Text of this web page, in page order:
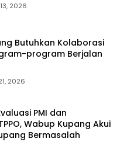
2026
Butuhkan Kolaborasi
program Berjalan
2026
PMI dan
Wabup Kupang Akui
Bermasalah